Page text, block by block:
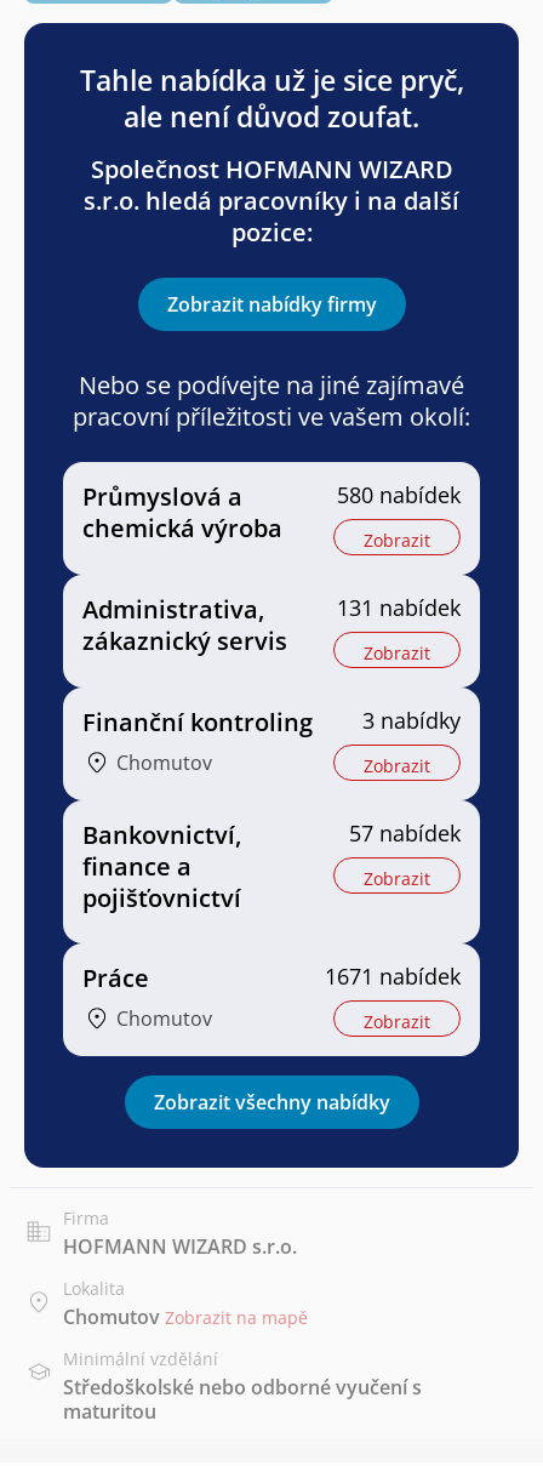
Tahle nabídka už je sice pryč,
ale není důvod zoufat.
Společnost HOFMANN WIZARD
s.r.o. hledá pracovníky i na další
pozice:
Zobrazit nabídky firmy
Nebo se podívejte na jiné zajímavé
pracovní příležitosti ve vašem okolí:
Průmyslová a
chemická výroba
580 nabídek
Zobrazit
Administrativa,
zákaznický servis
131 nabídek
Zobrazit
Finanční kontroling
Chomutov
3 nabídky
Zobrazit
Bankovnictví,
finance a
pojišťovnictví
57 nabídek
Zobrazit
Práce
Chomutov
1671 nabídek
Zobrazit
Zobrazit všechny nabídky
Firma
HOFMANN WIZARD s.r.o.
Lokalita
Chomutov Zobrazit na mapě
Minimální vzdělání
Středoškolské nebo odborné vyučení s
maturitou